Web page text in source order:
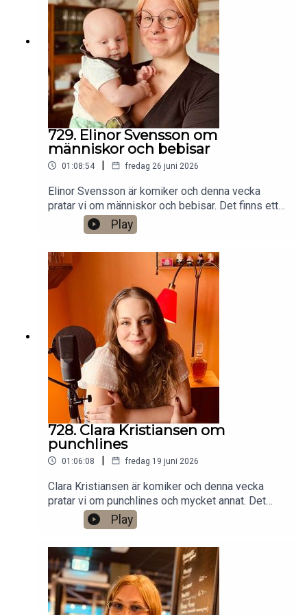
Stockholm. Min film Serietecknaren finns nu på
VHS SF
Anytime!https://www.gardenfors.comSwish:
0760724728X: @gardenforsInstagram:
@gardenfors
729. Elinor Svensson om
människor och bebisar
01:08:54 | fredag 26 juni 2026
Elinor Svensson är komiker och denna vecka
pratar vi om människor och bebisar. Det finns ett
bonusavsnitt på 34 minuter för dig som donerar
valfri summa till den här podden på Patreon:
https://www.patreon.com/arkivsamtalFestar! Ny
turné med Simon Gärdenfors och Anton
Magnusson 2026.Jag har andra standupgig i bl.a.
Stockholm. Min film Serietecknaren finns nu på
Anytime!https://www.gardenfors.comSwish:
0760724728X: @gardenforsInstagram:
@gardenfors
Play
728. Clara Kristiansen om
punchlines
01:06:08 | fredag 19 juni 2026
Clara Kristiansen är komiker och denna vecka
pratar vi om punchlines och mycket annat. Det
finns ett bonusavsnitt på 39 minuter för dig som
donerar valfri summa till den här podden på
Patreon:
https://www.patreon.com/arkivsamtalFestar! Ny
turné med Simon Gärdenfors och Anton
Magnusson 2026.Jag har andra standupgig i bl.a.
Stockholm. Min film Serietecknaren finns nu på
Play